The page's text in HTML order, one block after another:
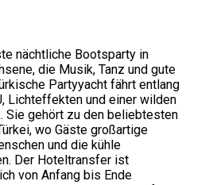
nächtliche Bootsparty in
die Musik, Tanz und gute
Partyyacht fährt entlang
Lichteffekten und einer wilden
Sie gehört zu den beliebtesten
wo Gäste großartige
und die kühle
Der Hoteltransfer ist
von Anfang bis Ende